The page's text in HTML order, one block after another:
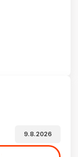
9.8.2026